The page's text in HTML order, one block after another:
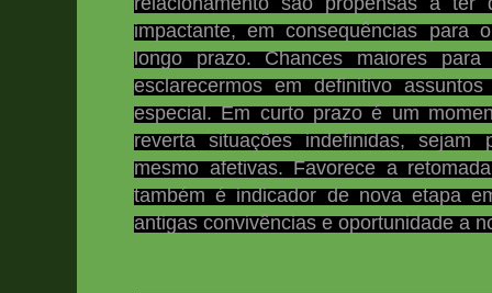
impactante, em consequências para
longo prazo. Chances maiores para
esclarecermos em definitivo
especial. Em curto prazo é um
reverta situações indefinidas, sejam
mesmo afetivas. Favorece a
também é indicador de nova etapa
antigas convivências e oportunidade a